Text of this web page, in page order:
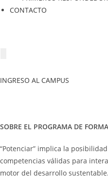
CONTACTO
INGRESO AL CAMPUS
SOBRE EL PROGRAMA DE
“Potenciar” implica la
competencias válidas para
motor del desarrollo sustentable.